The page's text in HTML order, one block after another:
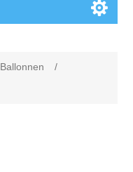
Ballonnen
/